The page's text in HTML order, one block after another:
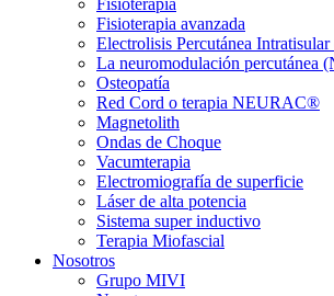
Fisioterapia
Fisioterapia avanzada
Electrolisis Percutánea
La neuromodulación percutánea
Osteopatía
Red Cord o terapia NEURAC®
Magnetolith
Ondas de Choque
Vacumterapia
Electromiografía de superficie
Láser de alta potencia
Sistema super inductivo
Terapia Miofascial
Nosotros
Grupo MIVI